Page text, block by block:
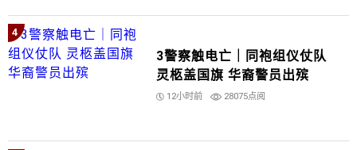
4
3警察触电亡｜同袍组仪仗队
灵柩盖国旗 华裔警员出殡
12小时前 28075点阅